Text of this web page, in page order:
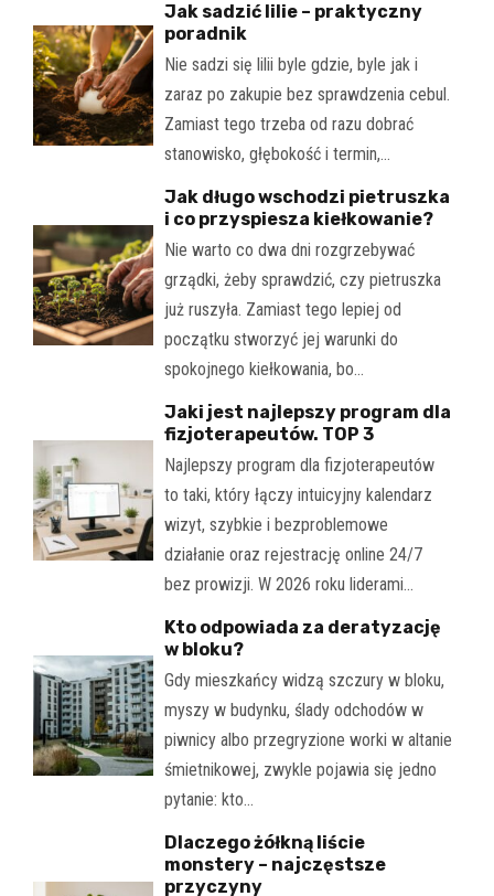
Jak sadzić lilie – praktyczny
poradnik
Nie sadzi się lilii byle gdzie, byle jak i
zaraz po zakupie bez sprawdzenia cebul.
Zamiast tego trzeba od razu dobrać
stanowisko, głębokość i termin,…
Jak długo wschodzi pietruszka
i co przyspiesza kiełkowanie?
Nie warto co dwa dni rozgrzebywać
grządki, żeby sprawdzić, czy pietruszka
już ruszyła. Zamiast tego lepiej od
początku stworzyć jej warunki do
spokojnego kiełkowania, bo…
Jaki jest najlepszy program dla
fizjoterapeutów. TOP 3
Najlepszy program dla fizjoterapeutów
to taki, który łączy intuicyjny kalendarz
wizyt, szybkie i bezproblemowe
działanie oraz rejestrację online 24/7
bez prowizji. W 2026 roku liderami…
Kto odpowiada za deratyzację
w bloku?
Gdy mieszkańcy widzą szczury w bloku,
myszy w budynku, ślady odchodów w
piwnicy albo przegryzione worki w altanie
śmietnikowej, zwykle pojawia się jedno
pytanie: kto…
Dlaczego żółkną liście
monstery – najczęstsze
przyczyny